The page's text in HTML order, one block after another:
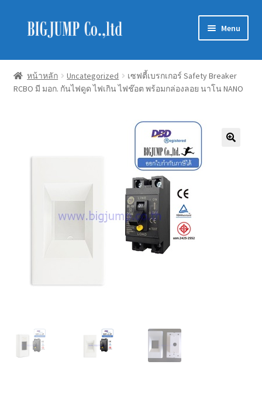
Skip
Skip
Menu
Schneider Electric
Philips Lighting
Link
หน้าหลัก Uncategorized
เซฟตี้เบรกเกอร์ Safety Breaker
RCBO มี มอก. กันไฟดูด ไฟเกิน ไฟช๊อต พร้อมกล่องลอย นาโน NANO